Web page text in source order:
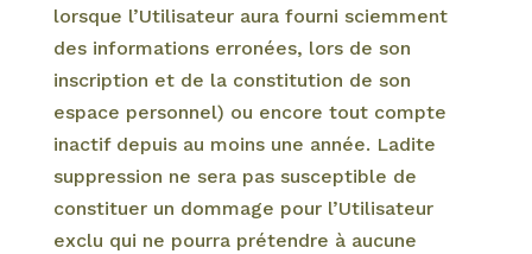
lorsque l’Utilisateur aura fourni sciemment
des informations erronées, lors de son
inscription et de la constitution de son
espace personnel) ou encore tout compte
inactif depuis au moins une année. Ladite
suppression ne sera pas susceptible de
constituer un dommage pour l’Utilisateur
exclu qui ne pourra prétendre à aucune